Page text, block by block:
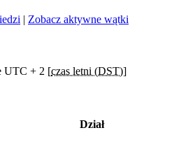
| Zobacz aktywne wątki
UTC + 2 [czas letni (DST)]
Dział